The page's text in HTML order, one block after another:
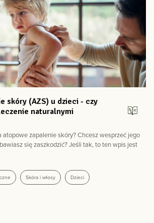
skóry (AZS) u dzieci - czy
naturalnymi
atopowe zapalenie skóry? Chcesz wesprzeć jego
się zaszkodzić? Jeśli tak, to ten wpis jest
Skóra i włosy Dzieci